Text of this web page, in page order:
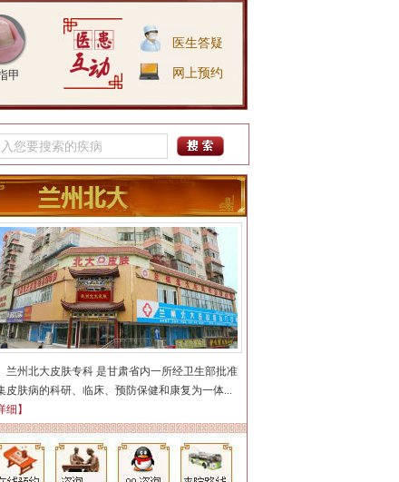
甲
医生答疑
网上预约
兰州北大皮肤专科 是甘肃省内一所经卫生部批准
皮肤病的科研、临床、预防保健和康复为一体...
细】
吴月志
简介：擅长诊治：银屑病、
鱼鳞病、白斑、皮炎湿疹、
荨麻疹，...【详细】
陈静
简介：【个人简介】 从事皮
汪洋